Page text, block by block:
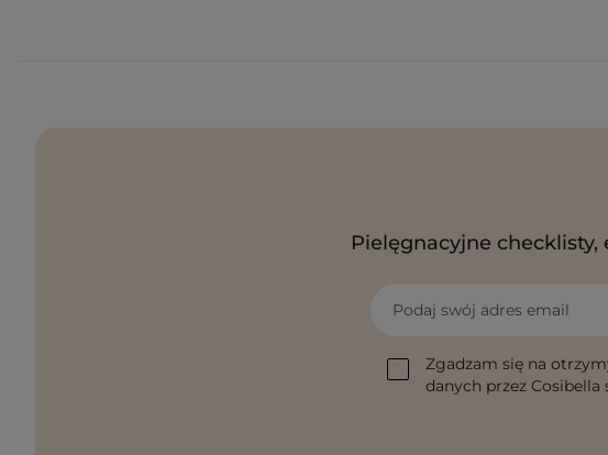
Pielęgnacyjne
Podaj swój adres email
Zgadzam się na
danych przez Cosibella